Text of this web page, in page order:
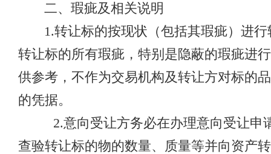
二、瑕疵及相关说明
1.转让标的按现状（包括其瑕疵）进
转让标的所有瑕疵，特别是隐蔽的瑕疵进
供参考，不作为交易机构及转让方对标的
的凭据。
2.意向受让方务必在办理意向受让申
查验转让标的物的数量、质量等并向资产